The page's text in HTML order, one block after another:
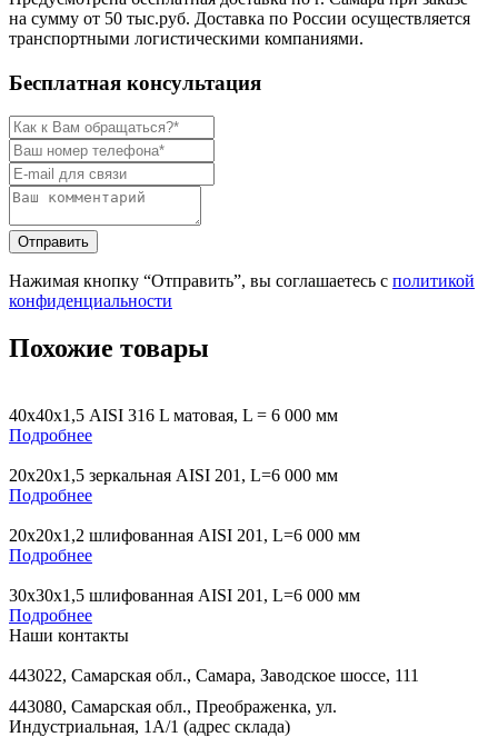
на сумму от 50 тыс.руб. Доставка по России осуществляется
транспортными логистическими компаниями.
Бесплатная консультация
Нажимая кнопку “Отправить”, вы соглашаетесь с политикой
конфиденциальности
Похожие товары
40х40х1,5 AISI 316 L матовая, L = 6 000 мм
Подробнее
20х20х1,5 зеркальная AISI 201, L=6 000 мм
Подробнее
20х20х1,2 шлифованная AISI 201, L=6 000 мм
Подробнее
30х30х1,5 шлифованная AISI 201, L=6 000 мм
Подробнее
Наши контакты
443022, Самарская обл., Самара, Заводское шоссе, 111
443080, Самарская обл., Преображенка, ул.
Индустриальная, 1А/1 (адрес склада)